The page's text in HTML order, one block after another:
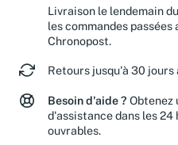
Livraison le lendemain
les commandes passées
Chronopost.
Retours jusqu'à 30 jours
Besoin d'aide ? Obtenez
d'assistance dans les
ouvrables.